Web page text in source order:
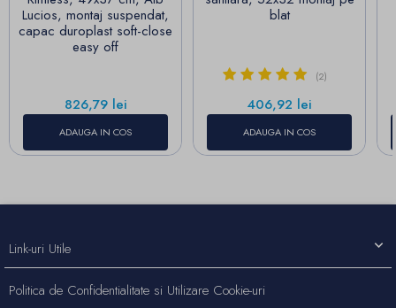
Lucios, montaj suspendat,
capac duroplast soft-close
easy off
Pret
826,79 lei
ADAUGA IN COS
blat
(2)
Pret
406,92 lei
ADAUGA IN COS
Link-uri Utile
Politica de Confidentialitate si Utilizare Cookie-uri